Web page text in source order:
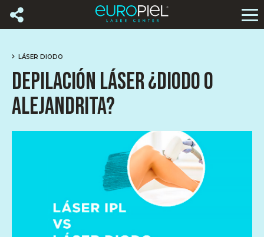
LÁSER DIODO
DEPILACIÓN LÁSER ¿DIODO O
ALEJANDRITA?